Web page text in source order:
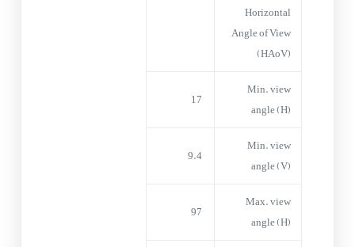
Horizontal
Angle of View
(HAoV)
Min. view
angle (H)
17°
Min. view
angle (V)
9.4°
Max. view
angle (H)
97°